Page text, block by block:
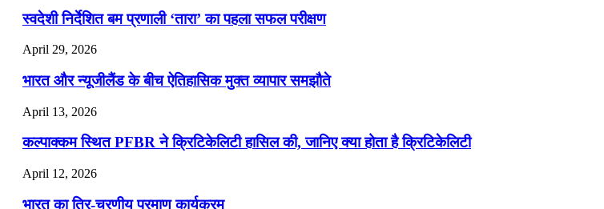
स्वदेशी निर्देशित बम प्रणाली ‘तारा’ का पहला सफल परीक्षण
April 29, 2026
भारत और न्यूजीलैंड के बीच ऐतिहासिक मुक्त व्यापार समझौते
April 13, 2026
कल्पाक्कम स्थित PFBR ने क्रिटिकेलिटी हासिल की, जानिए क्या होता है क्रिटिकेलिटी
April 12, 2026
भारत का त्रि-चरणीय परमाणु कार्यक्रम